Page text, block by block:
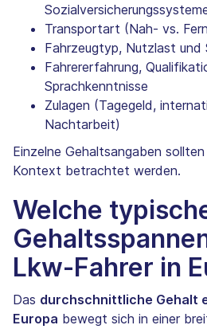
Transportart (Nah- vs.
Fahrzeugtyp, Nutzlast
Fahrererfahrung,
Sprachkenntnisse
Zulagen (Tagegeld,
Nachtarbeit)
Einzelne Gehaltsangaben
Kontext betrachtet werden.
Welche
Lkw-Fahrer in
Das durchschnittliche Gehalt
Europa bewegt sich in einer